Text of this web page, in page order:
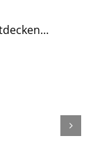
Immobilien mit